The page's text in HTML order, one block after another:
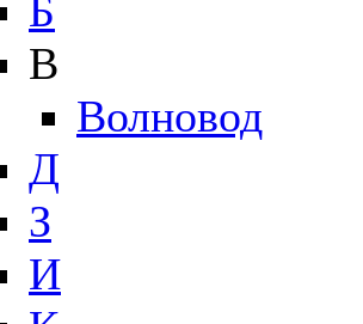
Б
В
Волновод
Д
З
И